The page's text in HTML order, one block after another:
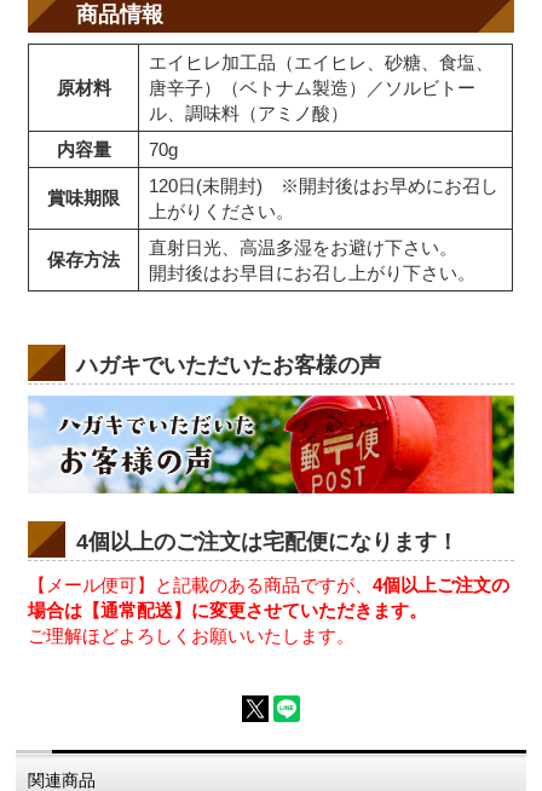
商品情報
原材料
エイヒレ加工品（エイヒレ、砂糖、食塩、
唐辛子）（ベトナム製造）／ソルビトー
ル、調味料（アミノ酸）
内容量
70g
賞味期限
120日(未開封) ※開封後はお早めにお召し
上がりください。
保存方法
直射日光、高温多湿をお避け下さい。
開封後はお早目にお召し上がり下さい。
ハガキでいただいたお客様の声
4個以上のご注文は宅配便になります！
【メール便可】と記載のある商品ですが、4個以上ご注文の
場合は【通常配送】に変更させていただきます。
ご理解ほどよろしくお願いいたします。
関連商品